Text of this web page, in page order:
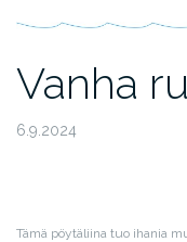
Vanha
6.9.2024
Tämä pöytäliina tuo ihania